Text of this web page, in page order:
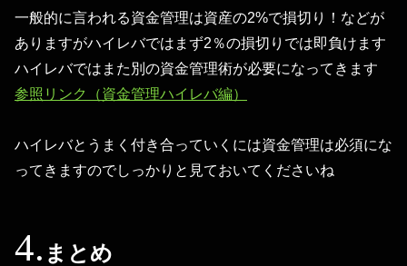
一般的に言われる資金管理は資産の2%で損切り！などが
ありますがハイレバではまず2％の損切りでは即負けます
ハイレバではまた別の資金管理術が必要になってきます
参照リンク（資金管理ハイレバ編）
ハイレバとうまく付き合っていくには資金管理は必須にな
ってきますのでしっかりと見ておいてくださいね
まとめ